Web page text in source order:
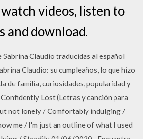
videos, listen to
and download.
Sabrina Claudio traducidas al español
Claudio: su cumpleaños, lo que hizo
de familia, curiosidades, popularidad y
Confidently Lost (Letras y canción para
not lonely / Comfortably indulging /
me / I'm just an outline of what I used